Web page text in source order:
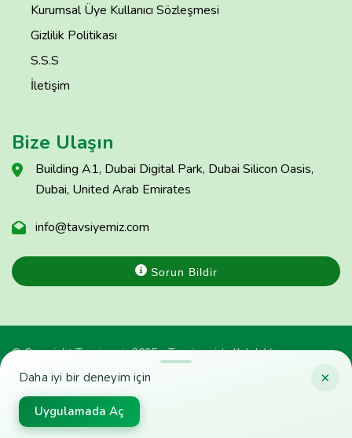
×
Daha iyi bir deneyim için
Uygulamada Aç
Kurumsal Üye Kullanıcı Sözleşmesi
Gizlilik Politikası
S.S.S
İletişim
Bize Ulaşın
Building A1, Dubai Digital Park, Dubai Silicon Oasis,
Dubai, United Arab Emirates
info@tavsiyemiz.com
Sorun Bildir
© Copyright Tavsiyemiz 2025 - Tavsiyemiz'e Kulak Ver